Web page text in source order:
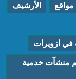
مواقع الأرشيف
في ازويرات
منشآت خدمية